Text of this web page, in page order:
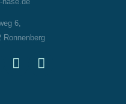
6,
Ronnenberg
F
a
S
m